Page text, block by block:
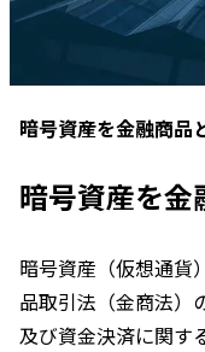
暗号資産を金融商品
暗号資産を金
暗号資産（仮想通貨
品取引法（金商法）
及び資金決済に関す